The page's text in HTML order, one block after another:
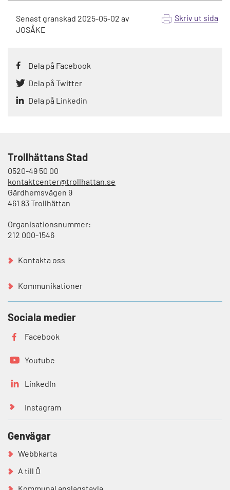
Senast granskad 2025-05-02 av
JOSÅKE
Skriv ut sida
Dela på Facebook
Dela på Twitter
Dela på Linkedin
Trollhättans Stad
0520-49 50 00
kontaktcenter@trollhattan.se
Gärdhemsvägen 9
461 83 Trollhättan
Organisationsnummer:
212 000-1546
Kontakta oss
Kommunikationer
Sociala medier
Facebook
Youtube
LinkedIn
Instagram
Genvägar
Webbkarta
A till Ö